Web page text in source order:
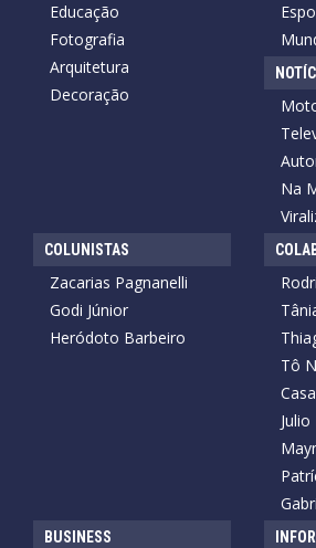
Educação
Fotografia
Arquitetura
Decoração
Na
COLUNISTAS
Zacarias Pagnanelli
Godi Júnior
Heródoto Barbeiro
Tô
BUSINESS